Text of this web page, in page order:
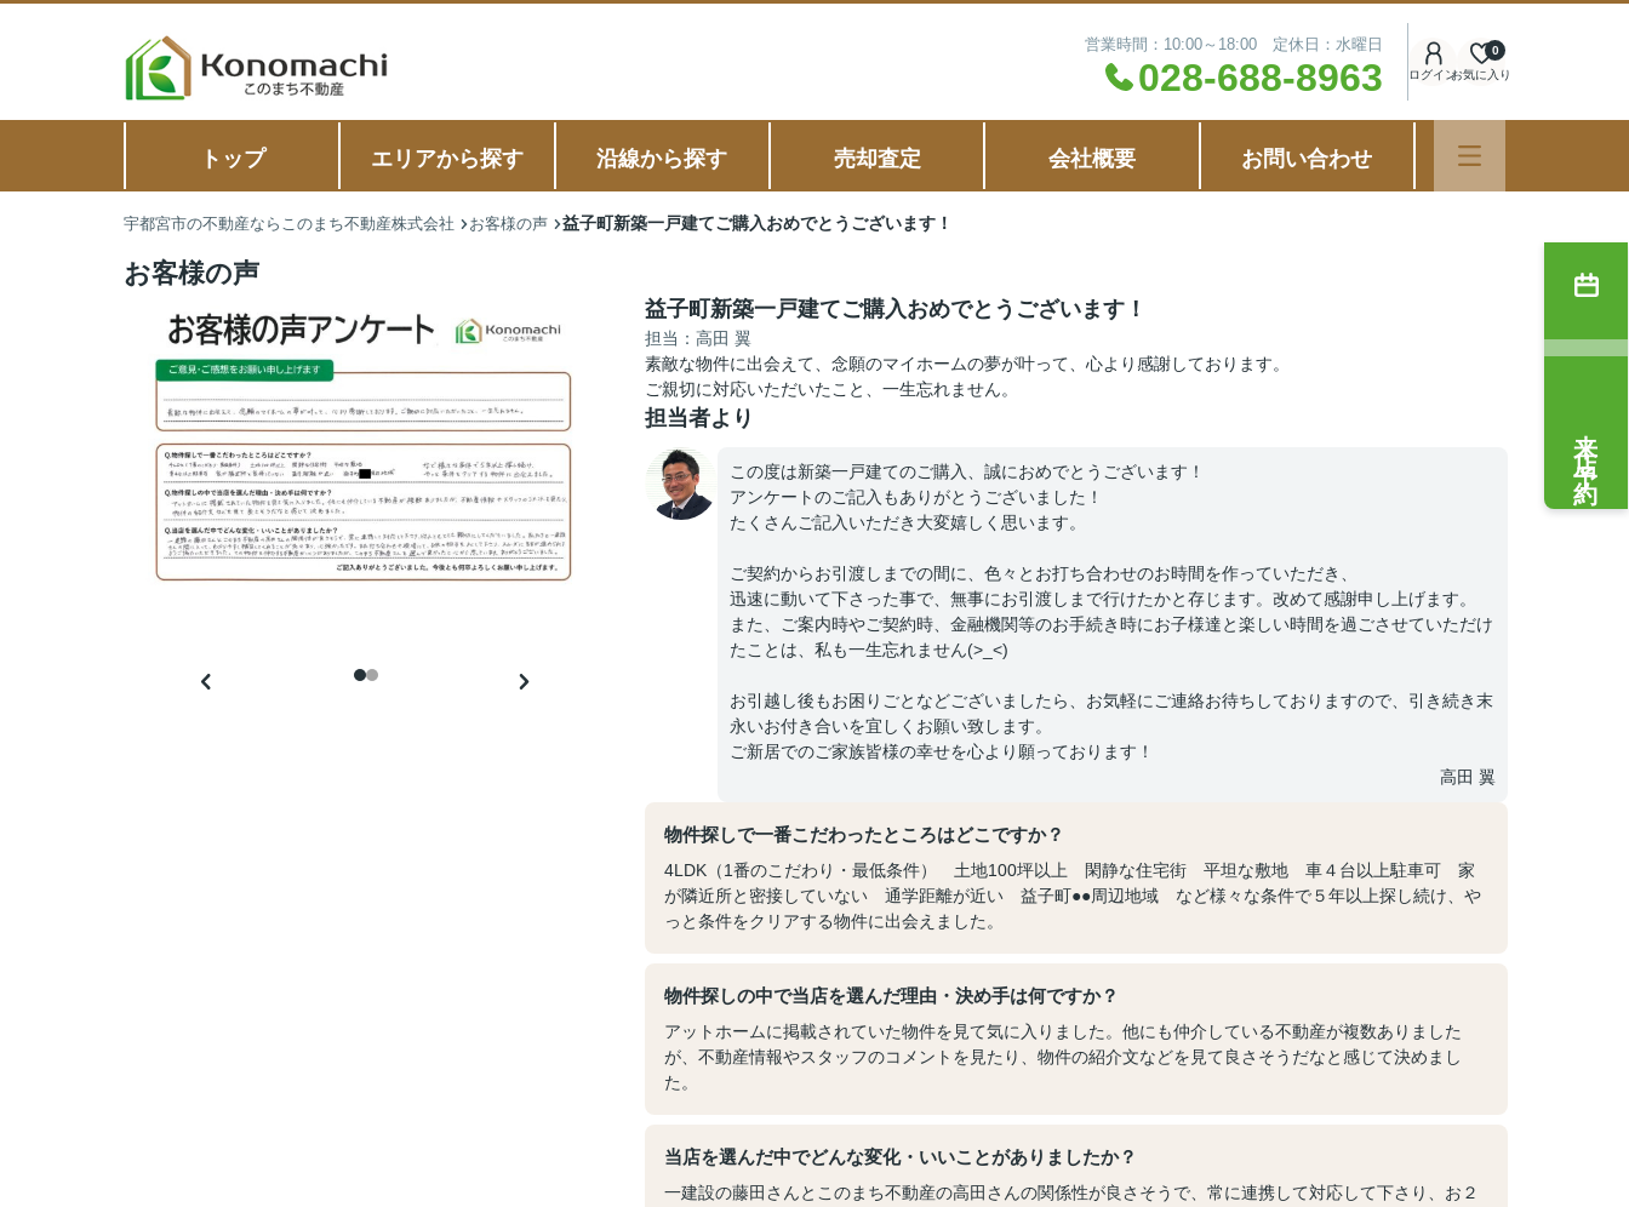
営業時間：10:00～18:00 定休日：水曜日
028-688-8963 ログインお気に入り
0
トップ エリアから探す 沿線から探す 売却査定 会社概要 お問い合わせ
宇都宮市の不動産ならこのまち不動産株式会社 お客様の声 益子町新築一戸建てご購入おめでとうございます！
お客様の声
益子町新築一戸建てご購入おめでとうございます！
担当：高田 翼
素敵な物件に出会えて、念願のマイホームの夢が叶って、心より感謝しております。
ご親切に対応いただいたこと、一生忘れません。
担当者より
この度は新築一戸建てのご購入、誠におめでとうございます！
アンケートのご記入もありがとうございました！
たくさんご記入いただき大変嬉しく思います。
ご契約からお引渡しまでの間に、色々とお打ち合わせのお時間を作っていただき、
迅速に動いて下さった事で、無事にお引渡しまで行けたかと存じます。改めて感謝申し上げます。
また、ご案内時やご契約時、金融機関等のお手続き時にお子様達と楽しい時間を過ごさせていただけ
たことは、私も一生忘れません(>_<)
お引越し後もお困りごとなどございましたら、お気軽にご連絡お待ちしておりますので、引き続き末
永いお付き合いを宜しくお願い致します。
ご新居でのご家族皆様の幸せを心より願っております！
高田 翼
物件探しで一番こだわったところはどこですか？
4LDK（1番のこだわり・最低条件） 土地100坪以上 閑静な住宅街 平坦な敷地 車４台以上駐車可 家
が隣近所と密接していない 通学距離が近い 益子町●●周辺地域 など様々な条件で５年以上探し続け、や
っと条件をクリアする物件に出会えました。
物件探しの中で当店を選んだ理由・決め手は何ですか？
アットホームに掲載されていた物件を見て気に入りました。他にも仲介している不動産が複数ありました
が、不動産情報やスタッフのコメントを見たり、物件の紹介文などを見て良さそうだなと感じて決めまし
た。
当店を選んだ中でどんな変化・いいことがありましたか？
一建設の藤田さんとこのまち不動産の高田さんの関係性が良さそうで、常に連携して対応して下さり、お２
来店予約